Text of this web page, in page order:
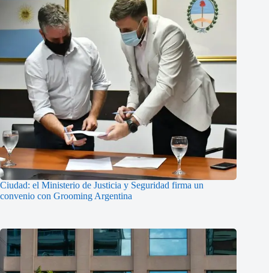
Ciudad: el Ministerio de Justicia y Seguridad firma un
convenio con Grooming Argentina